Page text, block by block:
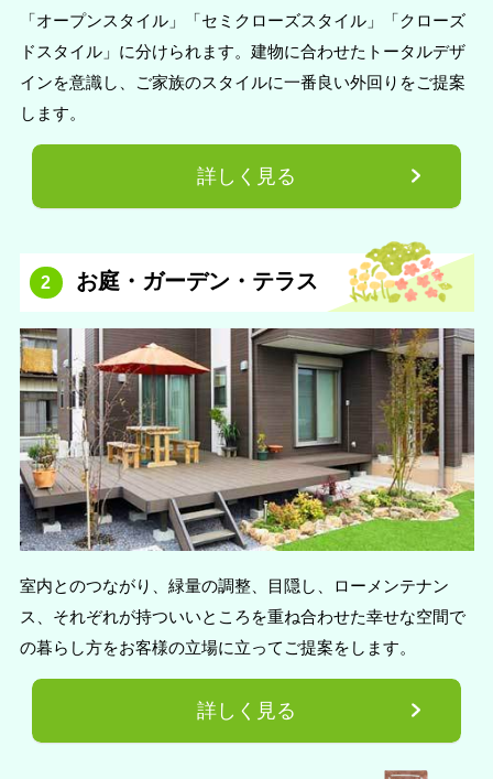
「オープンスタイル」「セミクローズスタイル」「クローズ
ドスタイル」に分けられます。建物に合わせたトータルデザ
インを意識し、ご家族のスタイルに一番良い外回りをご提案
します。
詳しく見る
2 お庭・ガーデン・テラス
室内とのつながり、緑量の調整、目隠し、ローメンテナン
ス、それぞれが持ついいところを重ね合わせた幸せな空間で
の暮らし方をお客様の立場に立ってご提案をします。
詳しく見る